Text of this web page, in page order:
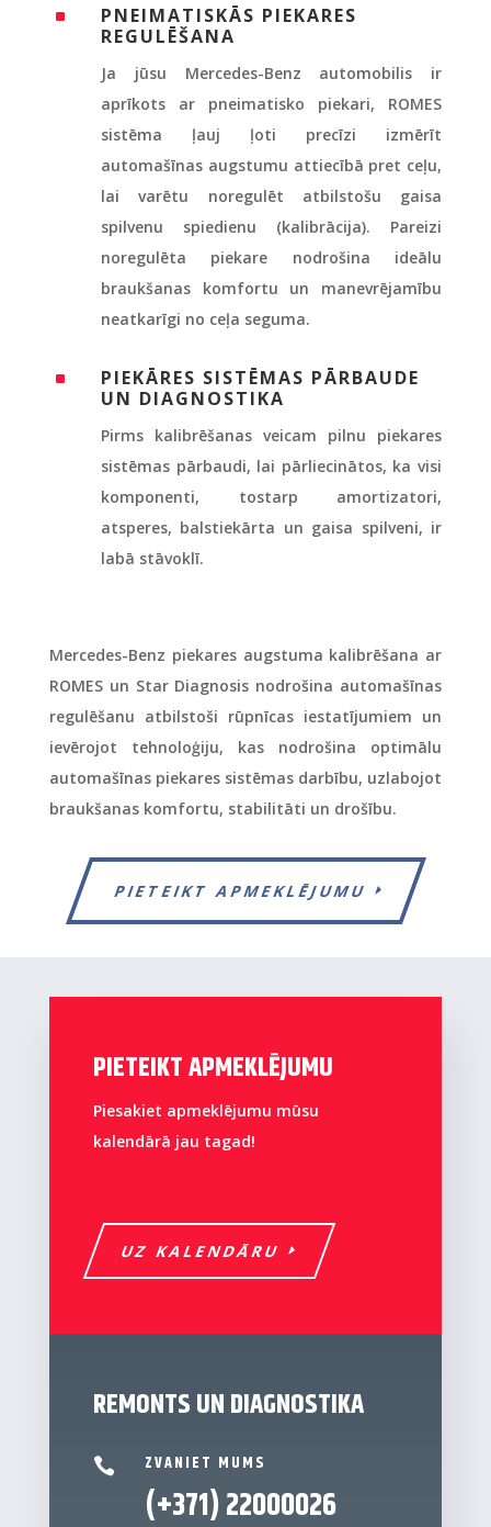
^
PNEIMATISKĀS PIEKARES
REGULĒŠANA
Ja jūsu Mercedes-Benz automobilis ir
aprīkots ar pneimatisko piekari, ROMES
sistēma ļauj ļoti precīzi izmērīt
automašīnas augstumu attiecībā pret ceļu,
lai varētu noregulēt atbilstošu gaisa
spilvenu spiedienu (kalibrācija). Pareizi
noregulēta piekare nodrošina ideālu
braukšanas komfortu un manevrējamību
neatkarīgi no ceļa seguma.
^
PIEKĀRES SISTĒMAS PĀRBAUDE
UN DIAGNOSTIKA
Pirms kalibrēšanas veicam pilnu piekares
sistēmas pārbaudi, lai pārliecinātos, ka visi
komponenti, tostarp amortizatori,
atsperes, balstiekārta un gaisa spilveni, ir
labā stāvoklī.
Mercedes-Benz piekares augstuma kalibrēšana ar
ROMES un Star Diagnosis nodrošina automašīnas
regulēšanu atbilstoši rūpnīcas iestatījumiem un
ievērojot tehnoloģiju, kas nodrošina optimālu
automašīnas piekares sistēmas darbību, uzlabojot
braukšanas komfortu, stabilitāti un drošību.
PIETEIKT APMEKLĒJUMU
PIETEIKT APMEKLĒJUMU
Piesakiet apmeklējumu mūsu
kalendārā jau tagad!
UZ KALENDĀRU
REMONTS UN DIAGNOSTIKA
 ZVANIET MUMS
(+371) 22000026